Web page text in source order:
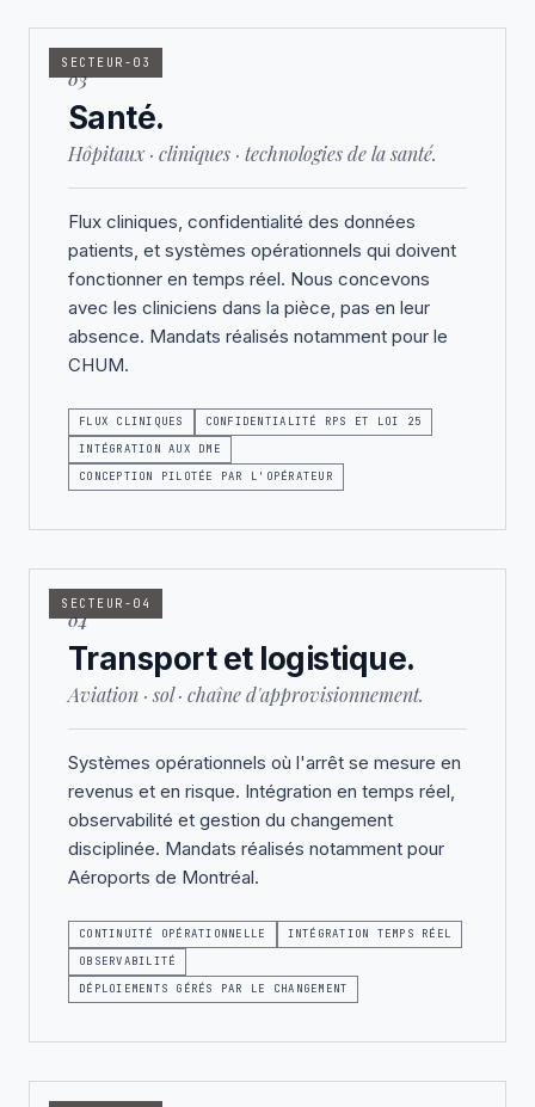
SECTEUR-03
03
Santé.
Hôpitaux · cliniques · technologies de la santé.
Flux cliniques, confidentialité des données
patients, et systèmes opérationnels qui doivent
fonctionner en temps réel. Nous concevons
avec les cliniciens dans la pièce, pas en leur
absence. Mandats réalisés notamment pour le
CHUM.
FLUX CLINIQUES
CONFIDENTIALITÉ RPS ET LOI 25
INTÉGRATION AUX DME
CONCEPTION PILOTÉE PAR L'OPÉRATEUR
SECTEUR-04
04
Transport et logistique.
Aviation · sol · chaîne d'approvisionnement.
Systèmes opérationnels où l'arrêt se mesure en
revenus et en risque. Intégration en temps réel,
observabilité et gestion du changement
disciplinée. Mandats réalisés notamment pour
Aéroports de Montréal.
CONTINUITÉ OPÉRATIONNELLE
INTÉGRATION TEMPS RÉEL
OBSERVABILITÉ
DÉPLOIEMENTS GÉRÉS PAR LE CHANGEMENT